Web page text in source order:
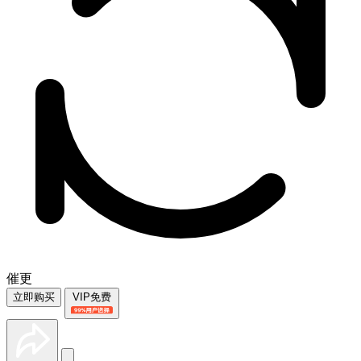
催更
立即购买 VIP免费